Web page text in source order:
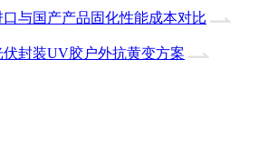
与国产产品固化性能成本对比
封装UV胶户外抗黄变方案